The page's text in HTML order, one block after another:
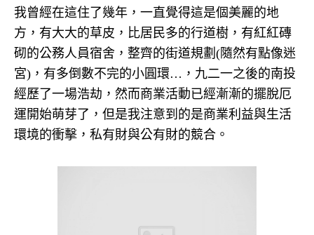
我曾經在這住了幾年，一直覺得這是個美麗的地
方，有大大的草皮，比居民多的行道樹，有紅紅磚
砌的公務人員宿舍，整齊的街道規劃(隨然有點像迷
宮)，有多倒數不完的小圓環…，九二一之後的南投
經歷了一場浩劫，然而商業活動已經漸漸的擺脫厄
運開始萌芽了，但是我注意到的是商業利益與生活
環境的衝擊，私有財與公有財的競合。